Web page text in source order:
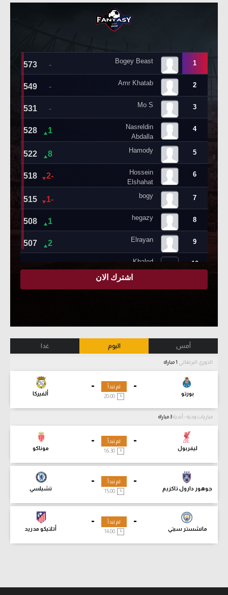
أمس اليوم غدا
الدوري البرتغالي
-
بورتو
-
ألفيركا
لم تبدأ
مباريات ودية - أندية
-
ليفربول
-
موناكو
لم تبدأ
-
جوهور دارول تاكزيم
-
تشيلسي
لم تبدأ
15:00
-
مانشستر سيتي
-
أتلتيكو مدريد
لم تبدأ
14:00